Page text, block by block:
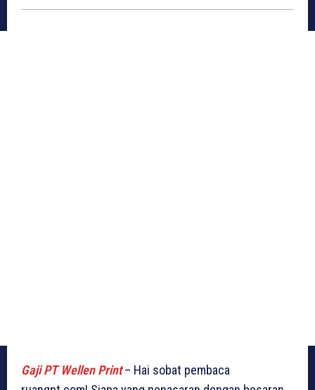
Gaji PT Wellen Print– Hai sobat pembaca